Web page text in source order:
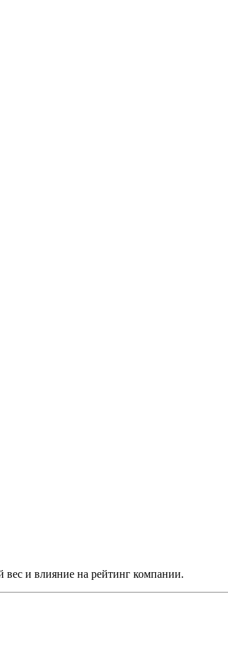
вес и влияние на рейтинг компании.